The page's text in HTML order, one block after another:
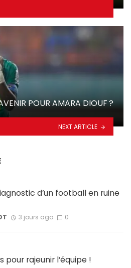
POUR AMARA DIOUF ?
NEXT ARTICLE
d’un football en ruine
3 jours ago 0
pour rajeunir l’équipe !